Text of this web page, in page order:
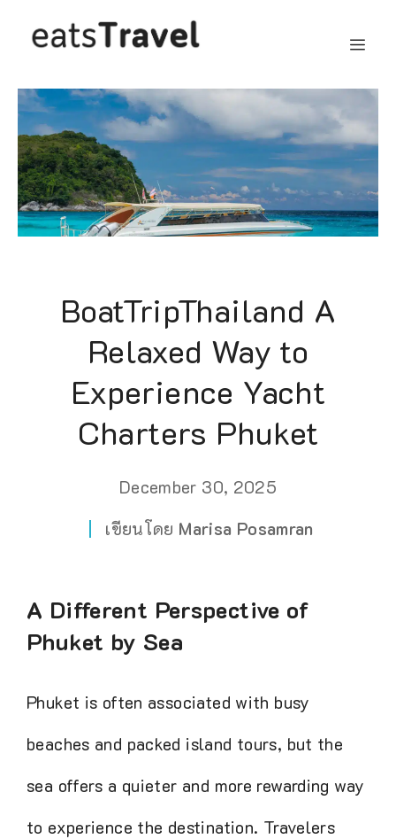
content
MENU
BoatTripThailand A
Relaxed Way to
Experience Yacht
Charters Phuket
December 30, 2025
เขียนโดยMarisa Posamran
A Different Perspective of
Phuket by Sea
Phuket is often associated with busy
beaches and packed island tours, but the
sea offers a quieter and more rewarding
way to experience the destination.